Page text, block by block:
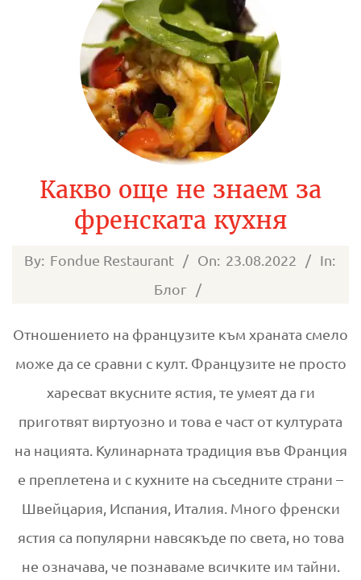
Какво още не знаем за
френската кухня
2022-
By: Fondue Restaurant On: 23.08.2022
In:
Блог
Отношението на французите към храната смело
може да се сравни с култ. Французите не просто
харесват вкусните ястия, те умеят да ги
приготвят виртуозно и това е част от културата
на нацията. Кулинарната традиция във Франция
е преплетена и с кухните на съседните страни –
Швейцария, Испания, Италия. Много френски
ястия са популярни навсякъде по света, но това
не означава, че познаваме всичките им тайни.